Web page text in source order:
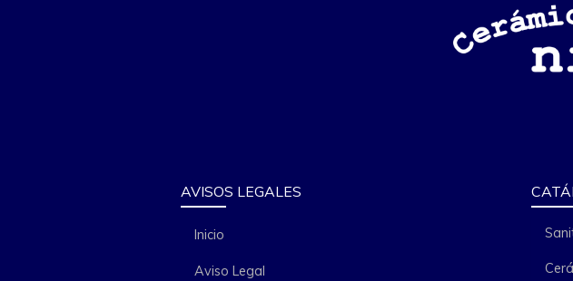
AVISOS LEGALES
Inicio
Aviso Legal